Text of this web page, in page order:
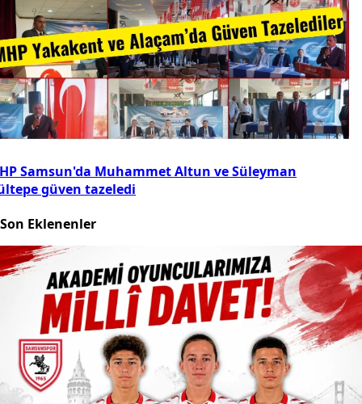
Samsun'da Muhammet Altun ve Süleyman
güven tazeledi
Son Eklenenler